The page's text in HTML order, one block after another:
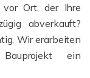
Ort, der Ihre
abverkauft?
Wir erarbeiten
ein